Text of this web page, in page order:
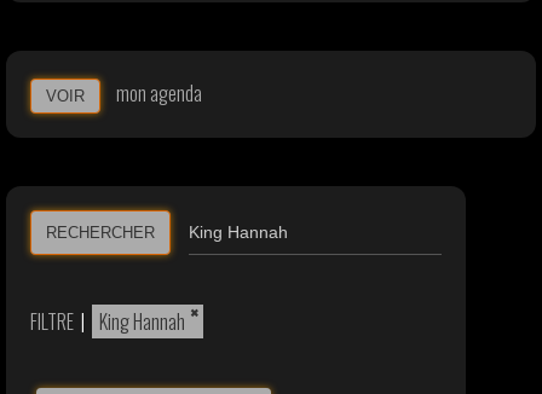
VOIR mon agenda
RECHERCHER
FILTRE | ×
King Hannah